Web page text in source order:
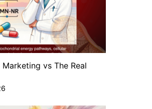
vs The Real